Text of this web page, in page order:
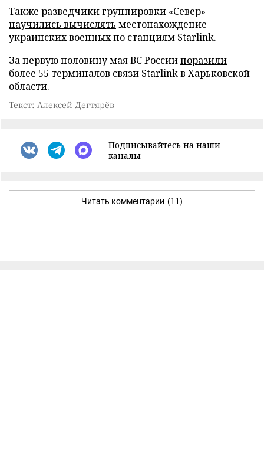
Также разведчики группировки «Север»
научились вычислять местонахождение
украинских военных по станциям Starlink.
За первую половину мая ВС Россиипоразили
более 55 терминалов связи Starlink в Харьковской
области.
Текст: Алексей Дегтярёв
Подписывайтесь на наши
каналы
Читать комментарии (11)